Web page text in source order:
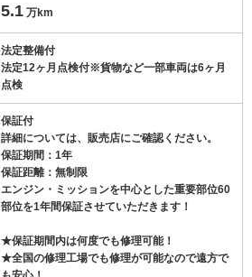
5.1 万km
法定整備付
法定12ヶ月点検付※貨物など一部車両は6ヶ月
点検
保証付
詳細については、販売店にご確認ください。
保証期間：1年
保証距離：無制限
エンジン・ミッションを中心とした重要部位60
部位を1年間保証させていただきます！
★保証期間内は何度でも修理可能！
★全国の修理工場でも修理が可能なので遠方で